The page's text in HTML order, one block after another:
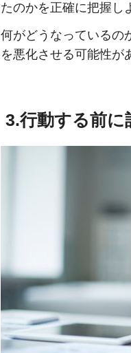
たのかを正確に把握し
何がどうなっているの
を悪化させる可能性が
3.行動する前に